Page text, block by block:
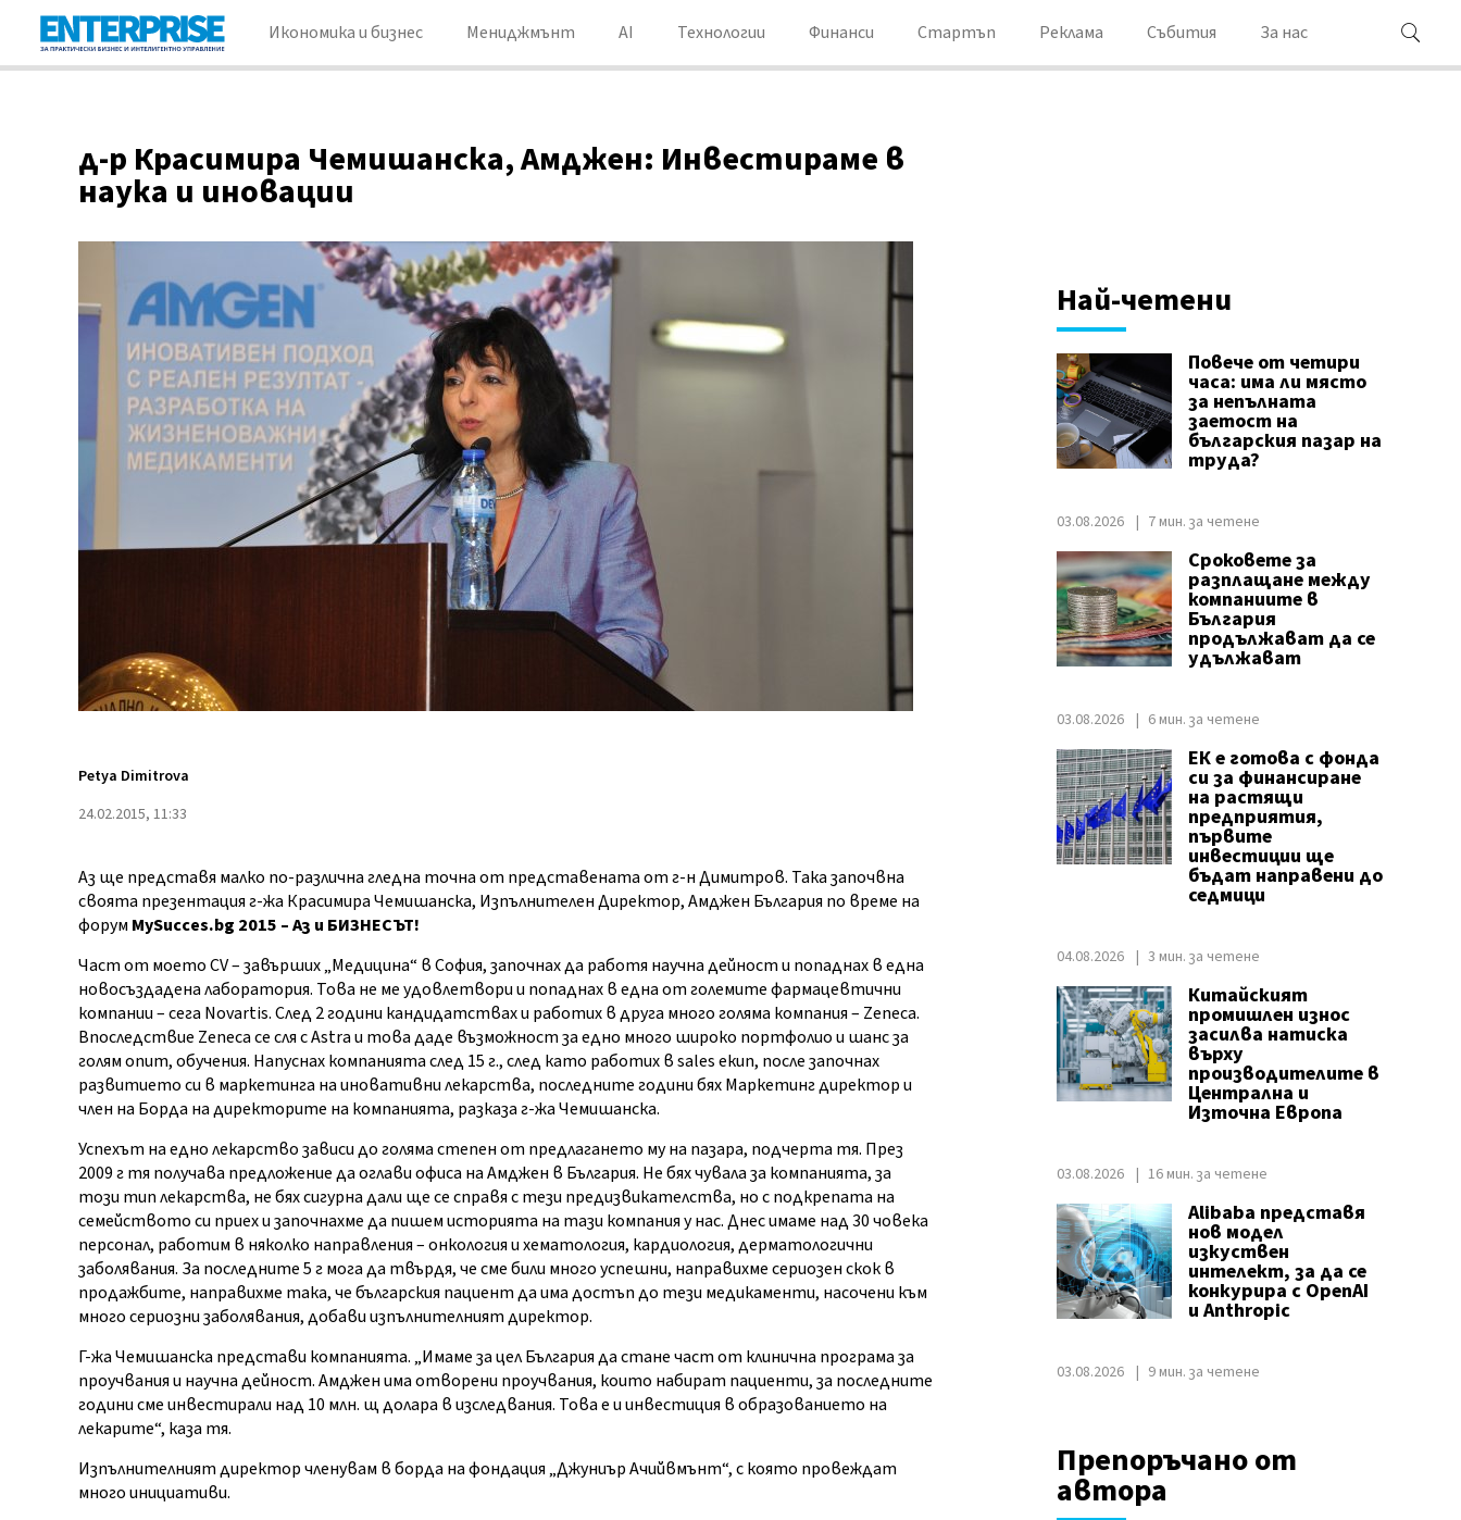
Икономика и бизнес Мениджмънт AI Технологии Финанси Стартъп Реклама Събития За нас
д-р Красимира Чемишанска, Амджен: Инвестираме в
наука и иновации
Petya Dimitrova
24.02.2015, 11:33
Аз ще представя малко по-различна гледна точна от представената от г-н Димитров. Така започвна
своята презентация г-жа Красимира Чемишанска, Изпълнителен Директор, Амджен България по време на
форумMySucces.bg 2015 – Аз и БИЗНЕСЪТ!
Част от моето CV – завърших „Медицина“ в София, започнах да работя научна дейност и попаднах в една
новосъздадена лаборатория. Това не ме удовлетвори и попаднах в една от големите фармацевтични
компании – сега Novartis. След 2 години кандидатствах и работих в друга много голяма компания – Zeneca.
Впоследствие Zeneca се сля с Astra и това даде възможност за едно много широко портфолио и шанс за
голям опит, обучения. Напуснах компанията след 15 г., след като работих в sales екип, после започнах
развитието си в маркетинга на иновативни лекарства, последните години бях Маркетинг директор и
член на Борда на директорите на компанията, разказа г-жа Чемишанска.
Успехът на едно лекарство зависи до голяма степен от предлагането му на пазара, подчерта тя. През
2009 г тя получава предложение да оглави офиса на Амджен в България. Не бях чувала за компанията, за
този тип лекарства, не бях сигурна дали ще се справя с тези предизвикателства, но с подкрепата на
семейството си приех и започнахме да пишем историята на тази компания у нас. Днес имаме над 30 човека
персонал, работим в няколко направления – онкология и хематология, кардиология, дерматологични
заболявания. За последните 5 г мога да твърдя, че сме били много успешни, направихме сериозен скок в
продажбите, направихме така, че българския пациент да има достъп до тези медикаменти, насочени към
много сериозни заболявания, добави изпълнителният директор.
Г-жа Чемишанска представи компанията. „Имаме за цел България да стане част от клинична програма за
проучвания и научна дейност. Амджен има отворени проучвания, които набират пациенти, за последните
години сме инвестирали над 10 млн. щ долара в изследвания. Това е и инвестиция в образованието на
лекарите“, каза тя.
Изпълнителният директор членувам в борда на фондация „Джуниър Ачийвмънт“, с която провеждат
много инициативи.
Най-четени
Повече от четири
часа: има ли място
за непълната
заетост на
българския пазар на
труда?
03.08.2026 7 мин. за четене
Сроковете за
разплащане между
компаниите в
България
продължават да се
удължават
03.08.2026 6 мин. за четене
ЕК е готова с фонда
си за финансиране
на растящи
предприятия,
първите
инвестиции ще
бъдат направени до
седмици
04.08.2026 3 мин. за четене
Китайският
промишлен износ
засилва натиска
върху
производителите в
Централна и
Източна Европа
03.08.2026 16 мин. за четене
Alibaba представя
нов модел
изкуствен
интелект, за да се
конкурира с OpenAI
и Anthropic
03.08.2026 9 мин. за четене
Препоръчано от
автора